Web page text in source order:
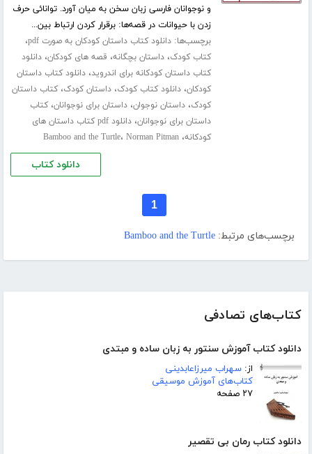
کتاب‌های تصادفی
دانلود کتاب آموزش سنتور به زبان ساده و مبتدی
از: سهراب میرزاعابدینی
کتاب‌های آموزش موسیقی
۲۷ صفحه
دانلود کتاب رمان بی تقصیر
و نوجوانان فارسی زبان سخن به میان آورد. توانائی حرف
زدن با حیوانات در قصه‌ها: برقرار کردن ارتباط بین...
برچسب‌ها:دانلود کتاب داستان کودکان به صورت pdf ،
کتاب کودک،داستان بچگانه، قصه های کودکان،دانلود
کتاب داستان کودکانه برای اندروید،دانلود کتاب داستان
کودکان،دانلود کتاب کودک،داستان کودک،کتاب داستان
کودک،داستان نوجوان،داستان برای نوجوانان،کتاب
داستان برای نوجوانان،
دانلود pdf کتاب داستان های
کودکانه، Bamboo and the Turtle، Norman Pitman
دانلود کتاب
1
برچسب‌های مرتبط: Bamboo and the Turtle